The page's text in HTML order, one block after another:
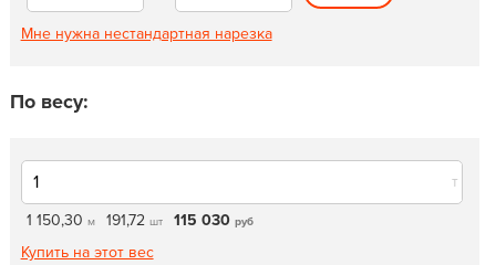
Мне нужна нестандартная нарезка
По весу:
т
1 150,30 м 191,72 шт 115 030 руб
Купить на этот вес